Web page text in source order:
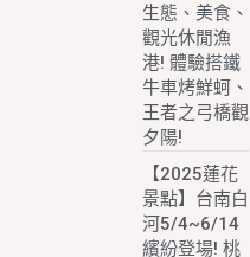
生態、美食、
觀光休閒漁
港! 體驗搭鐵
牛車烤鮮蚵、
王者之弓橋觀
夕陽!
【2025蓮花
景點】台南白
河5/4~6/14
繽紛登場! 桃